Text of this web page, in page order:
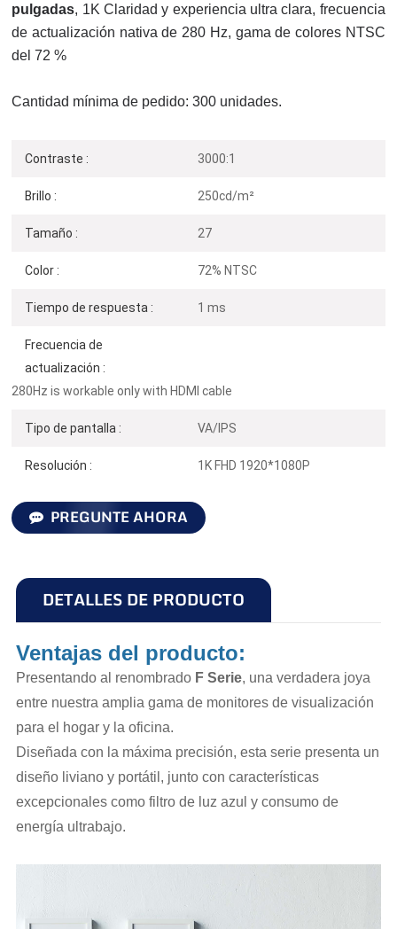
pulgadas, 1KClaridad y experiencia ultra clara, frecuencia
de actualización nativa de 280 Hz, gama de colores NTSC
del 72 %
Cantidad mínima de pedido: 300 unidades.
Contraste : 3000:1
Brillo : 250cd/m²
Tamaño : 27
Color : 72% NTSC
Tiempo de respuesta : 1 ms
Frecuencia de
actualización :
280Hz is workable only with HDMI cable
Tipo de pantalla : VA/IPS
Resolución : 1K FHD 1920*1080P
PREGUNTE AHORA
DETALLES DE PRODUCTO
Ventajas del producto:
Presentando al renombrado FSerie, una verdadera joya
entre nuestra amplia gama de monitores de visualización
para el hogar y la oficina.
Diseñada con la máxima precisión, esta serie presenta un
diseño liviano y portátil, junto con características
excepcionales como filtro de luz azul y consumo de
energía ultrabajo.